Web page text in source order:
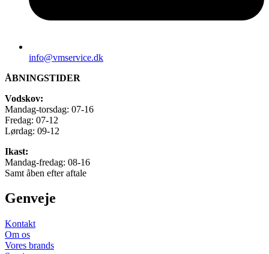
info@vmservice.dk
ÅBNINGSTIDER
Vodskov:
Mandag-torsdag: 07-16
Fredag: 07-12
Lørdag: 09-12
Ikast:
Mandag-fredag: 08-16
Samt åben efter aftale
Genveje
Kontakt
Om os
Vores brands